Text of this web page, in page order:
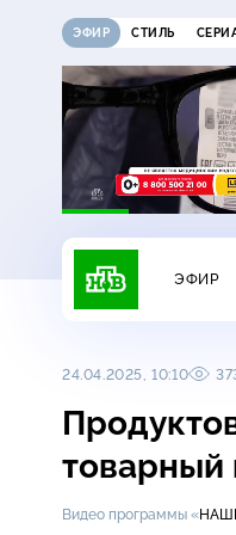
ЭФИР СТИЛЬ
05:00
Сегодня
ЭФИР
24.04.2025, 10:10
товарный
Видео программы «